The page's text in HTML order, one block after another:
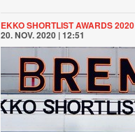
EKKO SHORTLIST AWARDS 2020
20. NOV. 2020 | 12:51